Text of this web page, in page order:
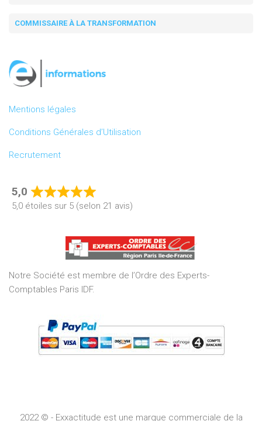
COMMISSAIRE À LA TRANSFORMATION
Mentions légales
Conditions Générales d’Utilisation
Recrutement
5,0
Rated
5,0
of
5
5,0 étoiles sur 5 (selon 21 avis)
Notre Société est membre de l’Ordre des Experts-
Comptables Paris IDF.
2022 © - Exxactitude est une marque commerciale de la